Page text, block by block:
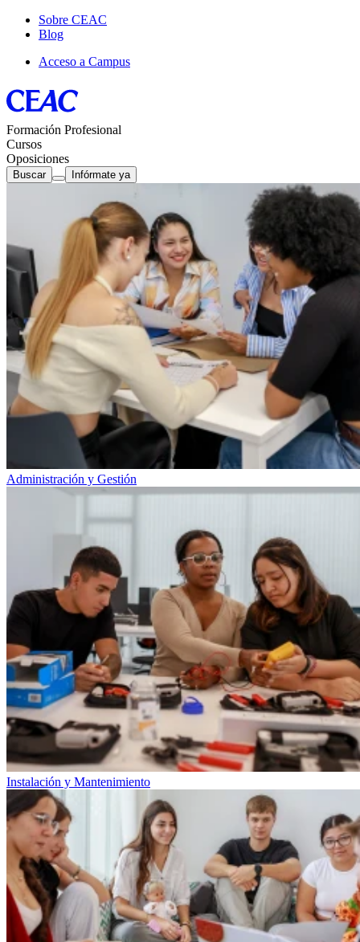
Sobre CEAC
Blog
Acceso a Campus
Formación Profesional
Cursos
Oposiciones
Buscar Infórmate ya
Administración y Gestión
Instalación y Mantenimiento